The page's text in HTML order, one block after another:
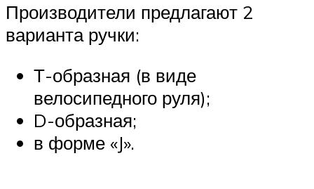
Производители предлагают 2
варианта ручки:
Т-образная (в виде
велосипедного руля);
D-образная;
в форме «J».